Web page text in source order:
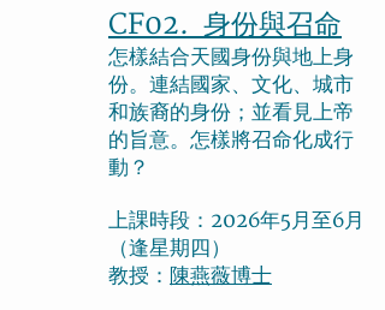
CF02. 身份與召命
怎樣結合天國身份與地上身
份。連結國家、文化、城市
和族裔的身份；並看見上帝
的旨意。怎樣將召命化成行
動？
上課時段：2026年5月至6月
（逢星期四）
教授： 陳燕薇博士